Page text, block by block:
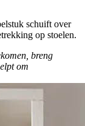
schuift over
op stoelen.
breng
om